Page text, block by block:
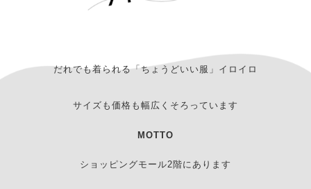
だれでも着られる「ちょうどいい服」イロイロ
サイズも価格も幅広くそろっています
MOTTO
ショッピングモール2階にあります